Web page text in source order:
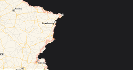
numérique